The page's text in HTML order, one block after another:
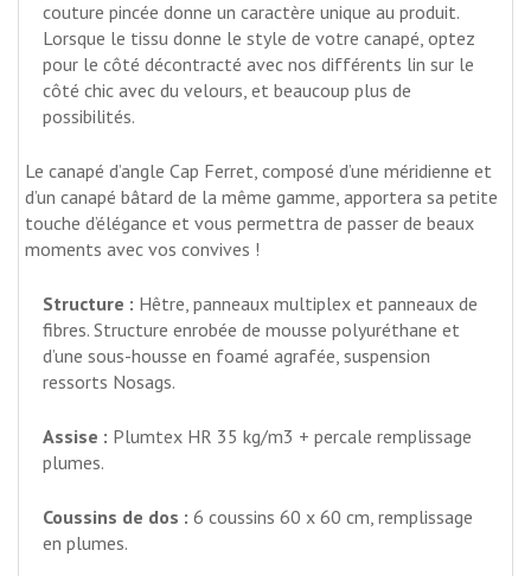
couture pincée donne un caractère unique au produit.
Lorsque le tissu donne le style de votre canapé, optez
pour le côté décontracté avec nos différents lin sur le
côté chic avec du velours, et beaucoup plus de
possibilités.
Le canapé d’angle Cap Ferret, composé d’une méridienne et
d’un canapé bâtard de la même gamme, apportera sa petite
touche d’élégance et vous permettra de passer de beaux
moments avec vos convives !
Structure : Hêtre, panneaux multiplex et panneaux de
fibres. Structure enrobée de mousse polyuréthane et
d’une sous-housse en foamé agrafée, suspension
ressorts Nosags.
Assise : Plumtex HR 35 kg/m3 + percale remplissage
plumes.
Coussins de dos : 6 coussins 60 x 60 cm, remplissage
en plumes.